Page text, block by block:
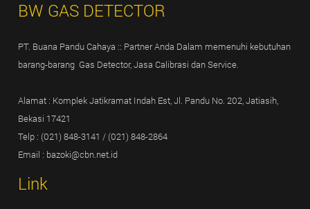
BW GAS DETECTOR
PT. Buana Pandu Cahaya :: Partner Anda Dalam memenuhi kebutuhan
barang-barang Gas Detector, Jasa Calibrasi dan Service.
Alamat : Komplek Jatikramat Indah Est, Jl. Pandu No. 202, Jatiasih,
Bekasi 17421
Telp : (021) 848-3141 / (021) 848-2864
Email : bazoki@cbn.net.id
Link